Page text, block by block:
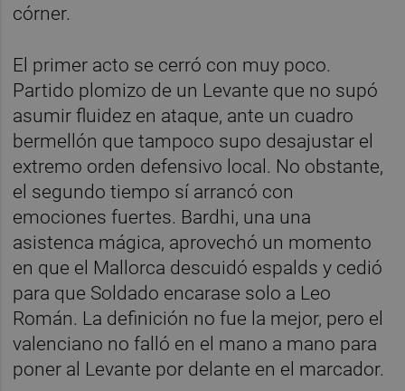
córner.
El primer acto se cerró con muy poco.
Partido plomizo de un Levante que no supó
asumir fluidez en ataque, ante un cuadro
bermellón que tampoco supo desajustar el
extremo orden defensivo local. No obstante,
el segundo tiempo sí arrancó con
emociones fuertes. Bardhi, una una
asistenca mágica, aprovechó un momento
en que el Mallorca descuidó espalds y cedió
para que Soldado encarase solo a Leo
Román. La definición no fue la mejor, pero el
valenciano no falló en el mano a mano para
poner al Levante por delante en el marcador.